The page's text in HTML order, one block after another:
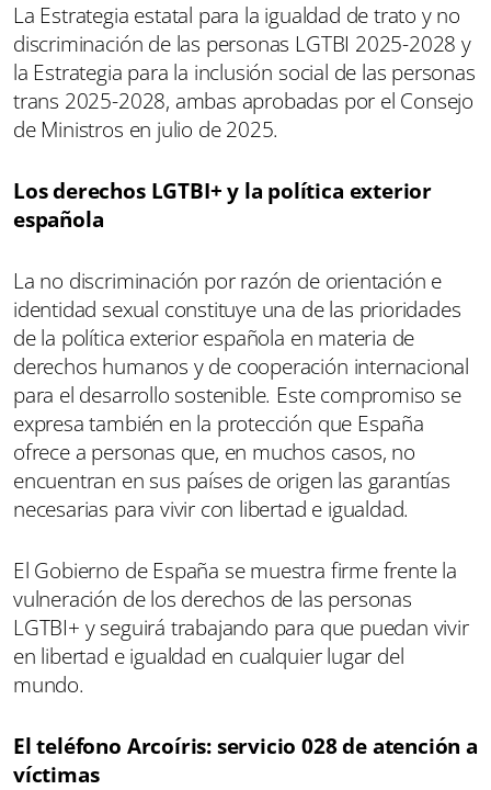
La Estrategia estatal para la igualdad de trato y no
discriminación de las personas LGTBI 2025-2028 y
la Estrategia para la inclusión social de las personas
trans 2025-2028, ambas aprobadas por el Consejo
de Ministros en julio de 2025.
Los derechos LGTBI+ y la política exterior
española
La no discriminación por razón de orientación e
identidad sexual constituye una de las prioridades
de la política exterior española en materia de
derechos humanos y de cooperación internacional
para el desarrollo sostenible. Este compromiso se
expresa también en la protección que España
ofrece a personas que, en muchos casos, no
encuentran en sus países de origen las garantías
necesarias para vivir con libertad e igualdad.
El Gobierno de España se muestra firme frente la
vulneración de los derechos de las personas
LGTBI+ y seguirá trabajando para que puedan vivir
en libertad e igualdad en cualquier lugar del
mundo.
El teléfono Arcoíris: servicio 028 de atención a
víctimas